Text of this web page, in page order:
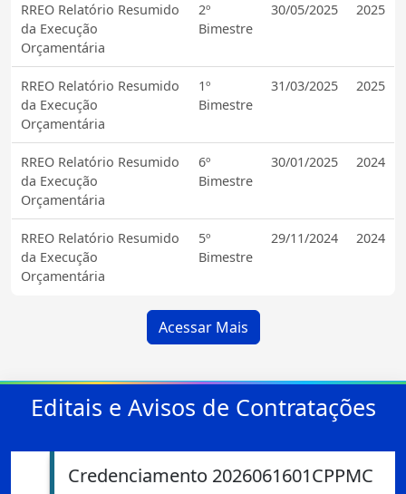
RREO Relatório Resumido
da Execução
Orçamentária
2º
Bimestre
30/05/2025 2025
RREO Relatório Resumido
da Execução
Orçamentária
1º
Bimestre
31/03/2025 2025
RREO Relatório Resumido
da Execução
Orçamentária
6º
Bimestre
30/01/2025 2024
RREO Relatório Resumido
da Execução
Orçamentária
5º
Bimestre
29/11/2024 2024
Acessar Mais
Editais e Avisos de Contratações
Credenciamento 2026061601CPPMC